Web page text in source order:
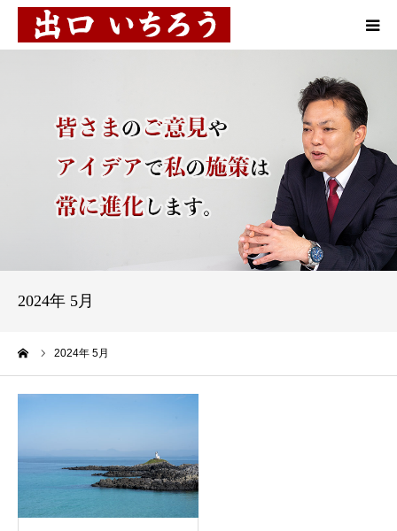
2024年 5月
2024年 5月
10の施策
お知らせ
お問い合わせ